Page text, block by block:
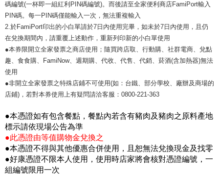
碼編號(一杯即一組紅利PIN碼編號)。而後請至全家便利商店FamiPort輸入
PIN碼。每一PIN碼僅能輸入一次，無法重複輸入
2.於FamiPort印出的小白單請於7日內使用完畢，如未於7日內使用，且仍
在兌換期間內，請重覆上述動作，重新列印新的小白單使用
●本券限開立全家發票之商店使用；隨買跨店取、行動購、社群電商、兌點
趣、食食購、FamiNow、週期購、代收、代售、代銷、菸酒(含加熱器)無法
使用
●非開立全家發票之特殊店鋪不可使用(如：台鐵、部分學校、廠辦及商場的
店鋪)，若對本券使用上有疑問請洽客服：0800-221-363
●本憑證如有包含餐點，餐點內若含有豬肉及豬肉之原料產地
標示請依現場公告為準
●此憑證由等值購物金兌換之
●本憑證不得與其他優惠合併使用，且恕無法兌換現金及找零
●好康憑證不限本人使用，使用時店家將會核對憑證編號，一
組編號限用一次